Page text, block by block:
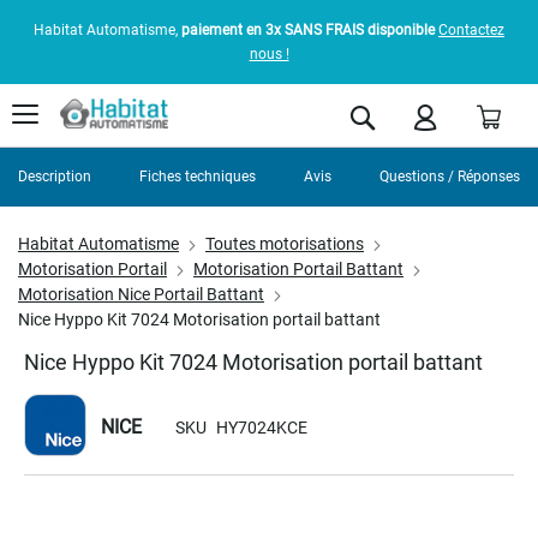
Habitat Automatisme, paiement en 3x SANS FRAIS disponible Contactez
nous !
Rechercher
Habitat Automatisme
Toutes motorisations
Motorisation Portail
Motorisation Portail Battant
Motorisation Nice Portail Battant
Nice Hyppo Kit 7024 Motorisation portail battant
Nice Hyppo Kit 7024 Motorisation portail battant
NICE SKU HY7024KCE
Description Fiches techniques Avis Questions / Réponses